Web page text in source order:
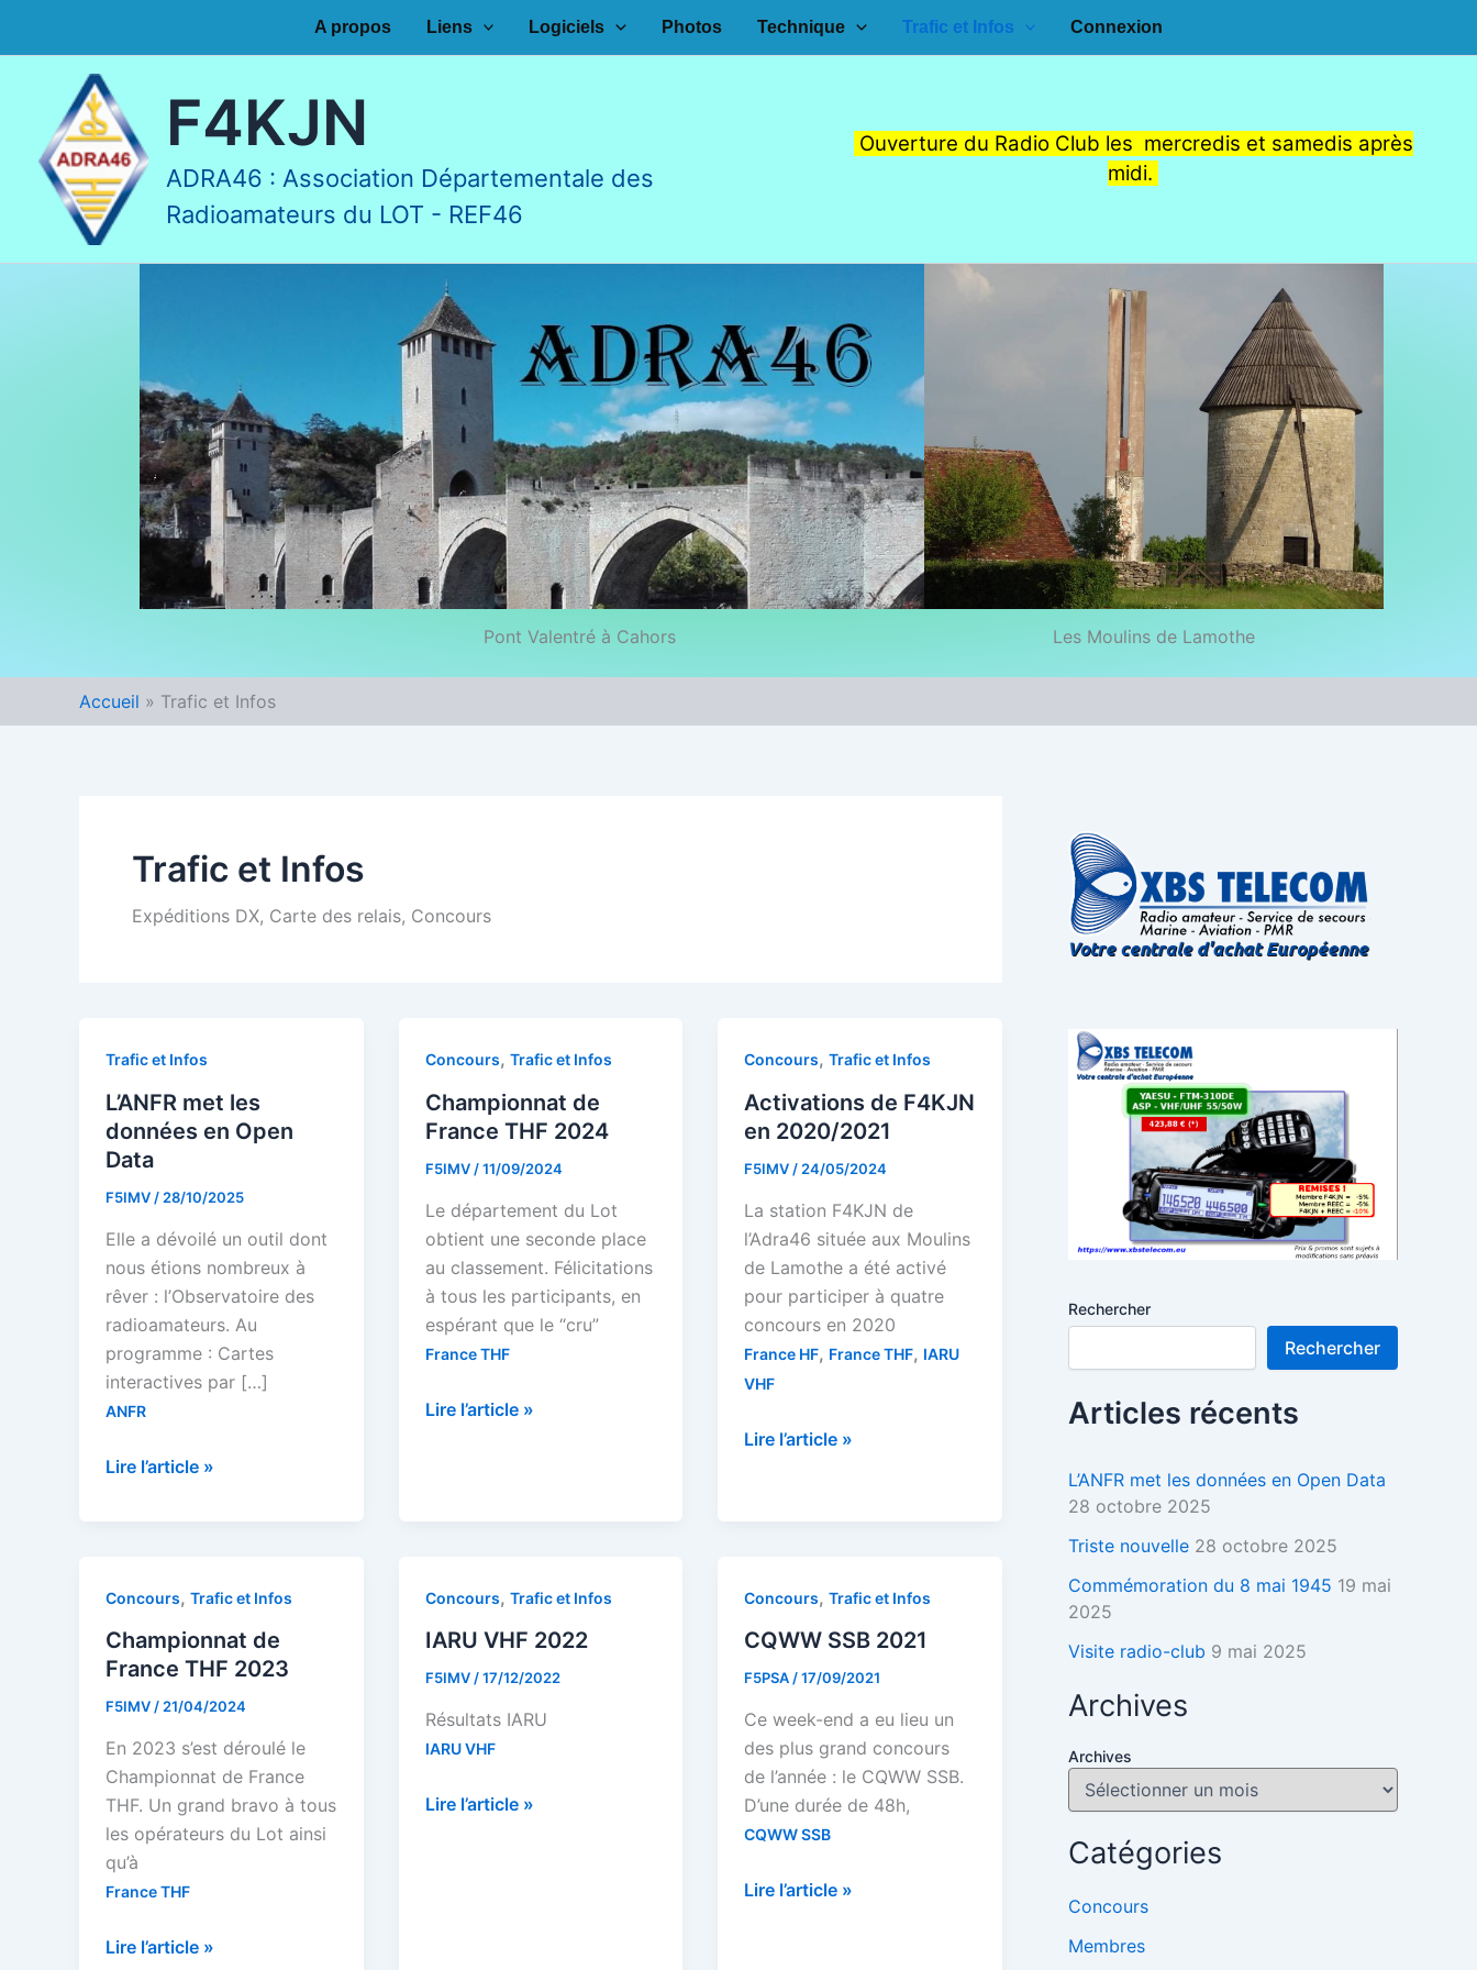
A propos Liens Logiciels Photos Technique Trafic et Infos Connexion
F4KJN
ADRA46 : Association Départementale des
Radioamateurs du LOT - REF46
Ouverture du Radio Club les mercredis et samedis après
midi.
Pont Valentré à Cahors Les Moulins de Lamothe
Accueil Trafic et Infos
Trafic et Infos
Expéditions DX, Carte des relais, Concours
Trafic et Infos
L’ANFR met les
données en Open
Data
F5IMV/28/10/2025
Elle a dévoilé un outil dont
nous étions nombreux à
rêver : l’Observatoire des
radioamateurs. Au
programme : Cartes
interactives par […]
ANFR
L’ANFR
Open
Data
Lire l’article »
Concours, Trafic et Infos
Championnat de
France THF 2024
F5IMV/11/09/2024
Le département du Lot
obtient une seconde place
au classement. Félicitations
à tous les participants, en
espérant que le “cru”
France THF
Championnat
Lire l’article »
Concours,Trafic et Infos
Activations de F4KJN
en 2020/2021
F5IMV/24/05/2024
La station F4KJN de
l’Adra46 située aux Moulins
de Lamothe a été activé
pour participer à quatre
concours en 2020
France HF, France THF, IARU
VHF
Activations
Lire l’article »
Concours, Trafic et Infos
Championnat de
France THF 2023
F5IMV/21/04/2024
En 2023 s’est déroulé le
Championnat de France
THF. Un grand bravo à tous
les opérateurs du Lot ainsi
qu’à
France THF
Championnat
Lire l’article »
Concours, Trafic et Infos
IARU VHF 2022
F5IMV/17/12/2022
Résultats IARU
IARU VHF
IARU
Lire l’article »
Concours,Trafic et Infos
CQWW SSB 2021
F5PSA/17/09/2021
Ce week-end a eu lieu un
des plus grand concours
de l’année : le CQWW SSB.
D’une durée de 48h,
CQWW SSB
CQWW
Lire l’article »
Rechercher
Rechercher
Articles récents
L’ANFR met les données en Open Data
28 octobre 2025
Triste nouvelle 28 octobre 2025
Commémoration du 8 mai 1945 19 mai
2025
Visite radio-club 9 mai 2025
Archives
Archives
Catégories
Concours
Membres